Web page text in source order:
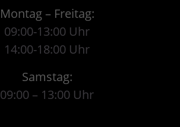
Montag – Freitag:
09:00-13:00 Uhr
14:00-18:00 Uhr
Samstag:
09:00 – 13:00 Uhr